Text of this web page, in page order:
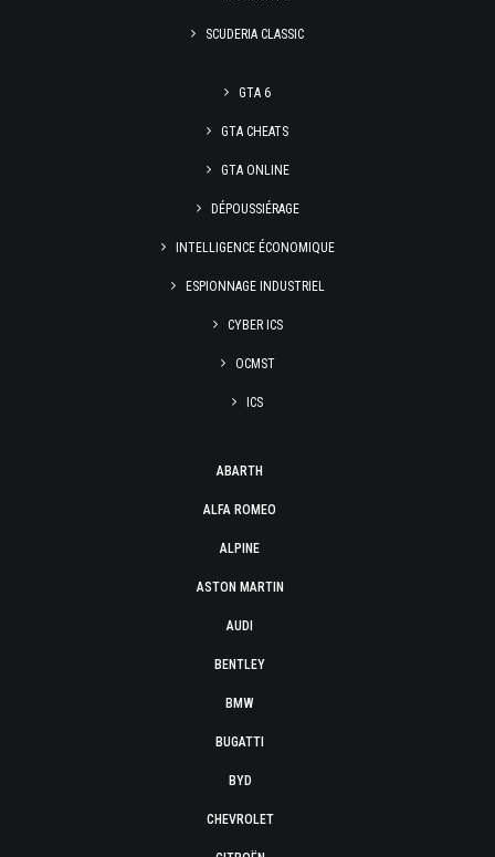
SCUDERIA CLASSIC
GTA 6
GTA CHEATS
GTA ONLINE
DÉPOUSSIÉRAGE
INTELLIGENCE ÉCONOMIQUE
ESPIONNAGE INDUSTRIEL
CYBER ICS
OCMST
ICS
ABARTH
ALFA ROMEO
ALPINE
ASTON MARTIN
AUDI
BENTLEY
BMW
BUGATTI
BYD
CHEVROLET